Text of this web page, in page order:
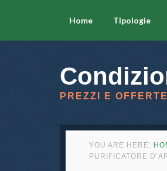
Home Tipologie
PREZZI E
YOU ARE HERE:
PURIFICATORE